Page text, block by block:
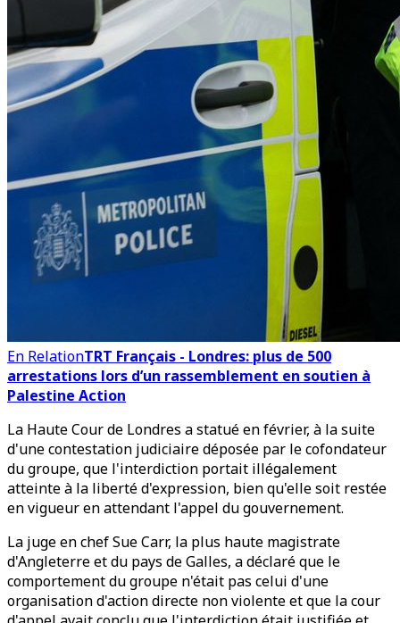
En RelationTRT Français - Londres: plus de 500
arrestations lors d’un rassemblement en soutien à
Palestine Action
La Haute Cour de Londres a statué en février, à la suite
d'une contestation judiciaire déposée par le cofondateur
du groupe, que l'interdiction portait illégalement
atteinte à la liberté d'expression, bien qu'elle soit restée
en vigueur en attendant l'appel du gouvernement.
La juge en chef Sue Carr, la plus haute magistrate
d'Angleterre et du pays de Galles, a déclaré que le
comportement du groupe n'était pas celui d'une
organisation d'action directe non violente et que la cour